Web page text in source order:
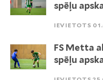
spēļu
IEVIETOTS
FS Metta
spēļu